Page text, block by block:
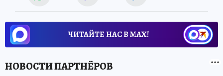
ЧИТАЙТЕ НАС В МАХ!